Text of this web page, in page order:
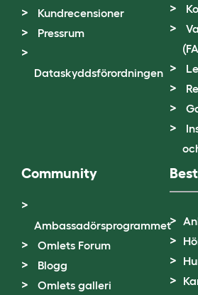
Kundrecensioner
Pressrum
Dataskyddsförordningen
Community
Ambassadörsprogrammet
Omlets Forum
Blogg
Omlets galleri